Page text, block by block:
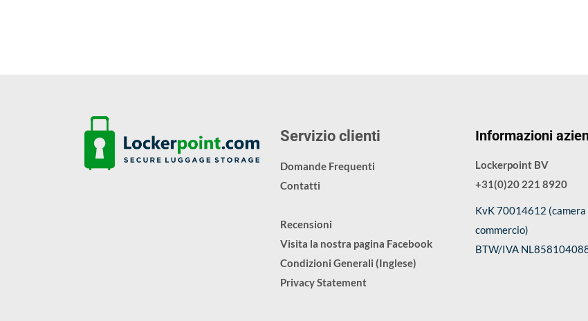
Servizio clienti
Domande Frequenti
Contatti
Recensioni
Visita la nostra pagina Facebook
Condizioni Generali (Inglese)
Privacy Statement
Informazioni
Lockerpoint BV
+31(0)20 221 8920
KvK 70014612 (camera
commercio)
BTW/IVA